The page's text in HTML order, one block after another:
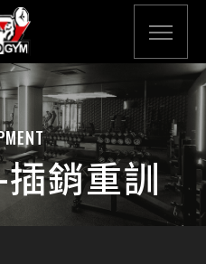
銷重訓